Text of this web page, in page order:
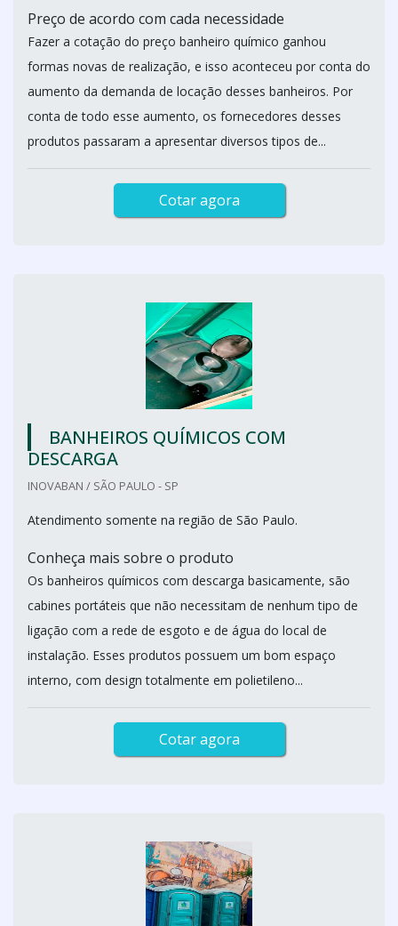
Preço de acordo com cada necessidade
Fazer a cotação do preço banheiro químico ganhou
formas novas de realização, e isso aconteceu por conta do
aumento da demanda de locação desses banheiros. Por
conta de todo esse aumento, os fornecedores desses
produtos passaram a apresentar diversos tipos de...
Cotar agora
BANHEIROS QUÍMICOS COM
DESCARGA
INOVABAN / SÃO PAULO - SP
Atendimento somente na região de São Paulo.
Conheça mais sobre o produto
Os banheiros químicos com descarga basicamente, são
cabines portáteis que não necessitam de nenhum tipo de
ligação com a rede de esgoto e de água do local de
instalação. Esses produtos possuem um bom espaço
interno, com design totalmente em polietileno...
Cotar agora